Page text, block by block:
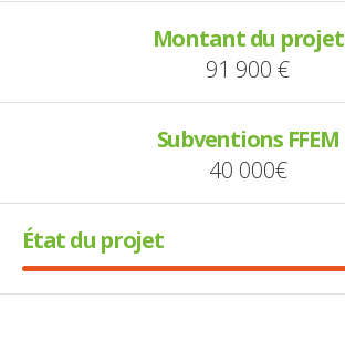
Montant du projet
91 900 €
Subventions FFEM
40 000€
État du projet